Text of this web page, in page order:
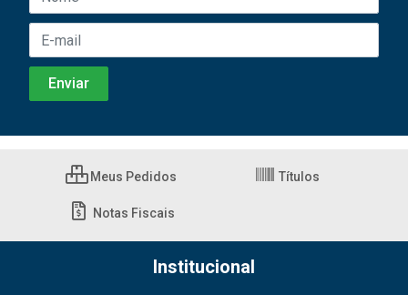
Meus Pedidos Títulos
Notas Fiscais
Institucional